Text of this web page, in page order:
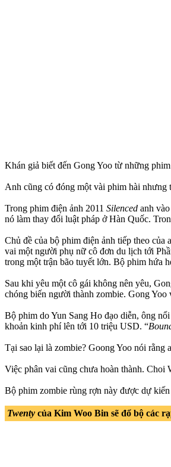
Khán giả biết đến Gong Yoo từ những
Anh cũng có đóng một vài phim hài nhưng
Trong phim điện ảnh 2011 Silenced anh
nó làm thay đổi luật pháp ở Hàn Quốc.
Chủ đề của bộ phim điện ảnh tiếp theo của
vai một người phụ nữ cô đơn du lịch tới
trong một trận bão tuyết lớn. Bộ phim hứa
Sau khi yêu một cô gái không nên yêu,
chóng biến người thành zombie. Gong
Bộ phim do Yun Sang Ho đạo diễn, ông
khoản kinh phí lên tới 10 triệu USD. “
Tại sao lại là zombie? Goong Yoo nói rằng
Việc phân vai cũng chưa hoàn thành.
Bộ phim zombie rùng rợn này được dự
Twenty của Kim Woo Bin sẽ đổ bộ các